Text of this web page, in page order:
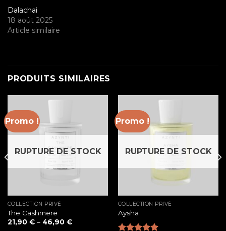
Dalachai
18 août 2025
Article similaire
PRODUITS SIMILAIRES
Promo !
RUPTURE DE STOCK
COLLECTION PRIVÉ
The Cashmere
21,90 €– 46,90 €
Promo !
RUPTURE DE STOCK
COLLECTION PRIVÉ
Aysha